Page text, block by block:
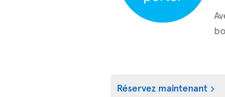
Réservez maintenant